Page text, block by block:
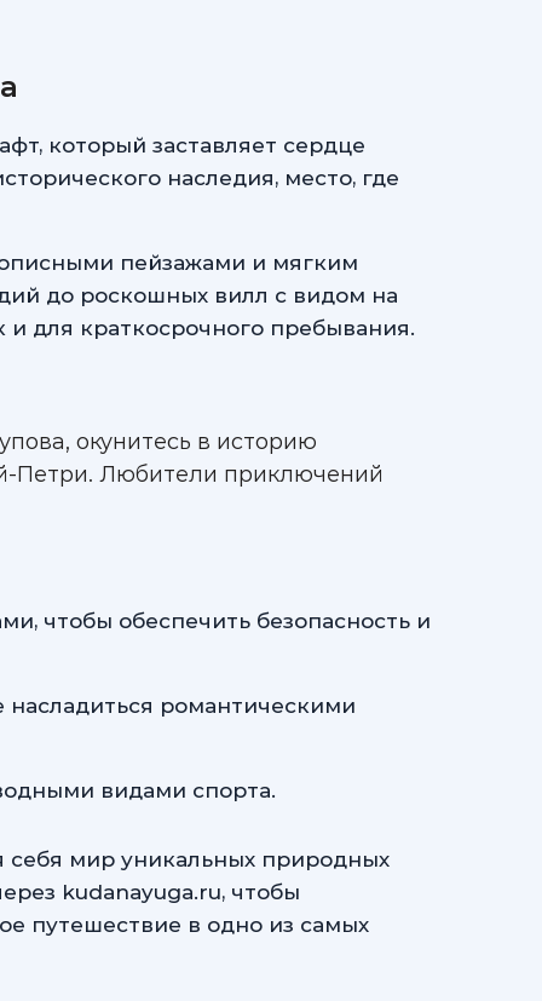
который заставляет сердце
наследия, место, где
пейзажами и мягким
до роскошных вилл с видом на
для краткосрочного пребывания.
окунитесь в историю
Петри. Любители приключений
чтобы обеспечить безопасность и
романтическими
видами спорта.
себя мир уникальных природных
kudanayuga.ru, чтобы
путешествие в одно из самых